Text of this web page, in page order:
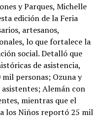
y Parques, Michelle
edición de la Feria
artesanos,
lo que fortalece la
social. Detalló que
de asistencia,
personas; Ozuna y
Alemán con
mientras que el
los Niños reportó 25 mil